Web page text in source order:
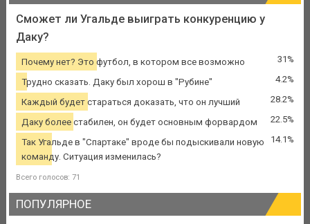
Сможет ли Угальде выиграть конкуренцию у
Даку?
Почему нет? Это футбол, в котором все возможно 31%
Трудно сказать. Даку был хорош в "Рубине" 4.2%
Каждый будет стараться доказать, что он лучший 28.2%
Даку более стабилен, он будет основным форвардом 22.5%
Так Угальде в "Спартаке" вроде бы подыскивали новую
команду. Ситуация изменилась?
14.1%
Всего голосов: 71
ПОПУЛЯРНОЕ